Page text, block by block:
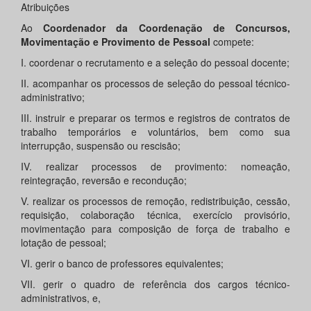
Atribuições
AoCoordenador da Coordenação de Concursos,
Movimentação e Provimento de Pessoal compete:
I. coordenar o recrutamento e a seleção do pessoal docente;
II. acompanhar os processos de seleção do pessoal técnico-
administrativo;
III. instruir e preparar os termos e registros de contratos de
trabalho temporários e voluntários, bem como sua
interrupção, suspensão ou rescisão;
IV. realizar processos de provimento: nomeação,
reintegração, reversão e recondução;
V. realizar os processos de remoção, redistribuição, cessão,
requisição, colaboração técnica, exercício provisório,
movimentação para composição de força de trabalho e
lotação de pessoal;
VI. gerir o banco de professores equivalentes;
VII. gerir o quadro de referência dos cargos técnico-
administrativos, e,